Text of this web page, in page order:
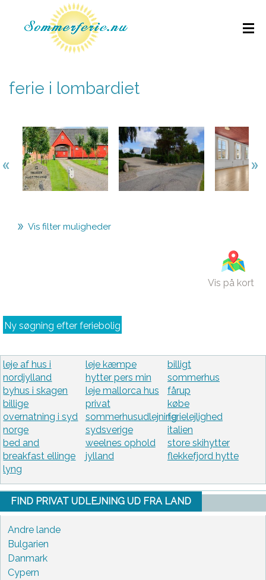
ferie i lombardiet
Vis filter muligheder
Vis på kort
Ny søgning efter feriebolig
leje af hus i
nordjylland
byhus i skagen
billige
overnatning i syd
norge
bed and
breakfast ellinge
lyng
leje kæmpe
hytter pers min
leje mallorca hus
privat
sommerhusudlejning
sydsverige
weelnes ophold
jylland
billigt
sommerhus
fårup
købe
ferielejlighed
italien
store skihytter
flekkefjord hytte
FIND PRIVAT UDLEJNING UD FRA LAND
Andre lande
Bulgarien
Danmark
Cypern